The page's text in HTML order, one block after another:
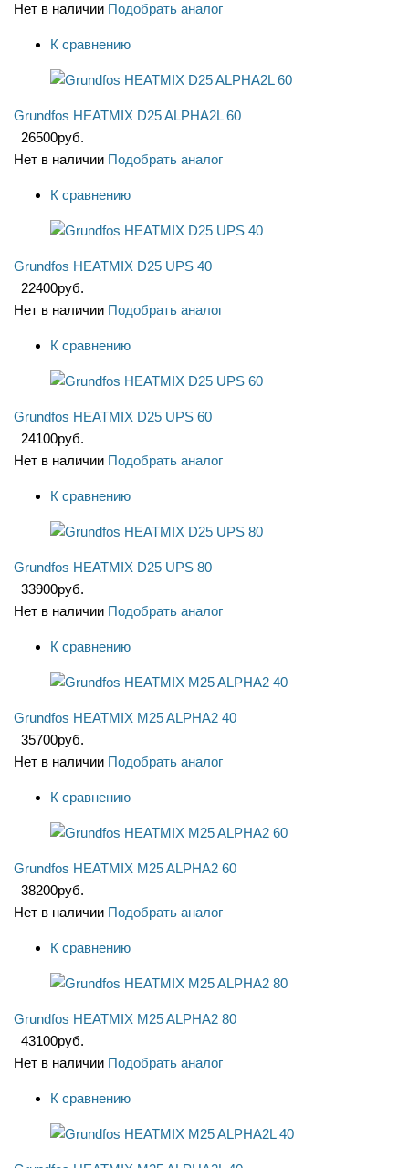
Нет в наличии Подобрать аналог
К сравнению
Grundfos HEATMIX D25 ALPHA2L 60
26500руб.
Нет в наличии Подобрать аналог
К сравнению
Grundfos HEATMIX D25 UPS 40
22400руб.
Нет в наличии Подобрать аналог
К сравнению
Grundfos HEATMIX D25 UPS 60
24100руб.
Нет в наличии Подобрать аналог
К сравнению
Grundfos HEATMIX D25 UPS 80
33900руб.
Нет в наличии Подобрать аналог
К сравнению
Grundfos HEATMIX M25 ALPHA2 40
35700руб.
Нет в наличии Подобрать аналог
К сравнению
Grundfos HEATMIX M25 ALPHA2 60
38200руб.
Нет в наличии Подобрать аналог
К сравнению
Grundfos HEATMIX M25 ALPHA2 80
43100руб.
Нет в наличии Подобрать аналог
К сравнению